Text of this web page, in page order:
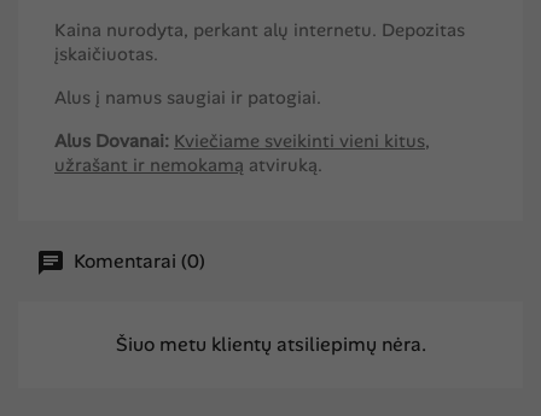
Kaina nurodyta, perkant alų internetu. Depozitas
įskaičiuotas.
Alus į namus saugiai ir patogiai.
Alus Dovanai: Kviečiame sveikinti vieni kitus,
užrašant ir nemokamą atviruką.
Komentarai (0)
Šiuo metu klientų atsiliepimų nėra.